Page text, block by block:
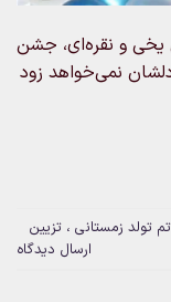
یخی و نقره‌ای، جشن
نمی‌خواهد زود
تولد زمستانی ، تزیین
ارسال دیدگاه